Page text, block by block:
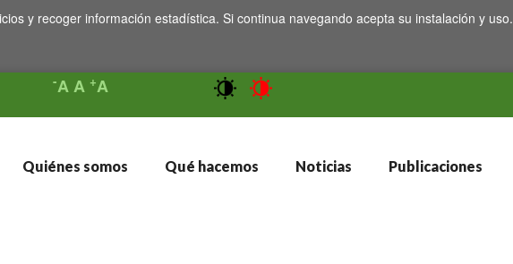
y recoger información estadística. Si continua navegando acepta su instalación y uso.
-AA +A
Quiénes somos Qué hacemos Noticias Publicaciones